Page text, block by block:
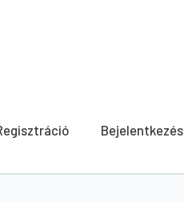
Bejelentkezés